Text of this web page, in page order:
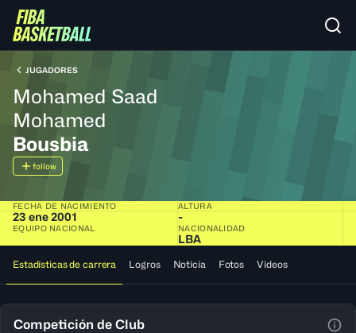
JUGADORES
Mohamed Saad
Mohamed
Bousbia
follow
FECHA DE NACIMIENTO
23 ene 2001
ALTURA
-
EQUIPO NACIONAL NACIONALIDAD
LBA
Estadísticas de carrera Logros Noticia Fotos Videos
Competición de Club